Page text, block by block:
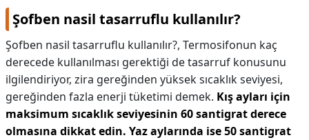
Şofben nasil tasarruflu kullanılır?
Şofben nasil tasarruflu kullanılır?, Termosifonun kaç
derecede kullanılması gerektiği de tasarruf konusunu
ilgilendiriyor, zira gereğinden yüksek sıcaklık seviyesi,
gereğinden fazla enerji tüketimi demek. Kış ayları için
maksimum sıcaklık seviyesinin 60 santigrat derece
olmasına dikkat edin. Yaz aylarında ise 50 santigrat